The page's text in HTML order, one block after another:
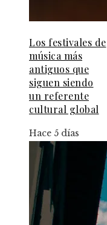
Los festivales de
música más
antiguos que
siguen siendo
un referente
cultural global
Hace 5 días